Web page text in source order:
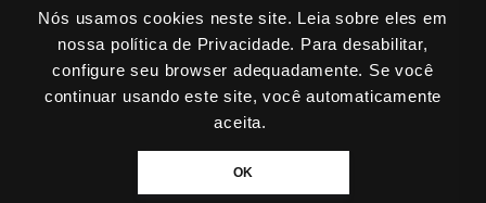
Nós usamos cookies neste site. Leia sobre eles em
nossa política de Privacidade. Para desabilitar,
configure seu browser adequadamente. Se você
continuar usando este site, você automaticamente
aceita.
OK
Mapa do Site Política de Privacidade
Termos de Uso
Serviços Digitais